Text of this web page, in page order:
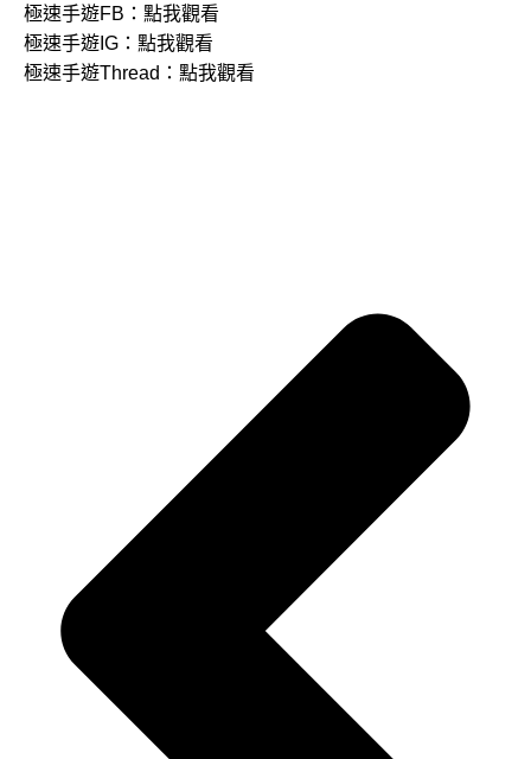
極速手遊FB： 點我觀看
極速手遊IG： 點我觀看
極速手遊Thread： 點我觀看